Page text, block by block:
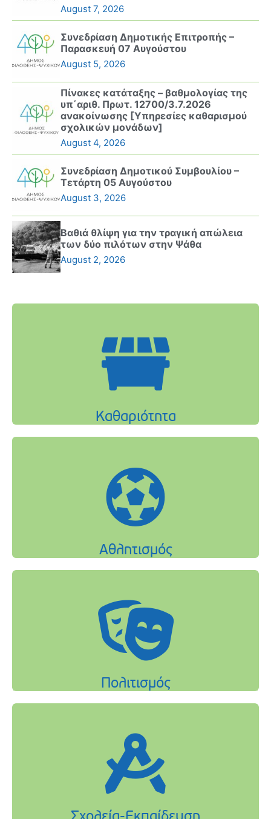
August 7, 2026
Συνεδρίαση Δημοτικής Επιτροπής –
Παρασκευή 07 Αυγούστου
August 5, 2026
Πίνακες κατάταξης – βαθμολογίας της
υπ΄αριθ. Πρωτ. 12700/3.7.2026
ανακοίνωσης [Υπηρεσίες καθαρισμού
σχολικών μονάδων]
August 4, 2026
Συνεδρίαση Δημοτικού Συμβουλίου –
Τετάρτη 05 Αυγούστου
August 3, 2026
Βαθιά θλίψη για την τραγική απώλεια
των δύο πιλότων στην Ψάθα
August 2, 2026